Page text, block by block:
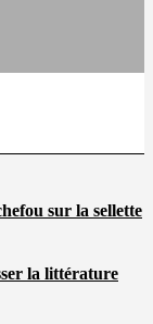
sur la sellette
la littérature